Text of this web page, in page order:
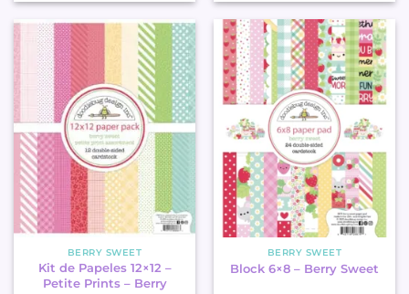
BERRY SWEET
Kit de Papeles 12×12 –
Petite Prints – Berry
BERRY SWEET
Block 6×8 – Berry Sweet